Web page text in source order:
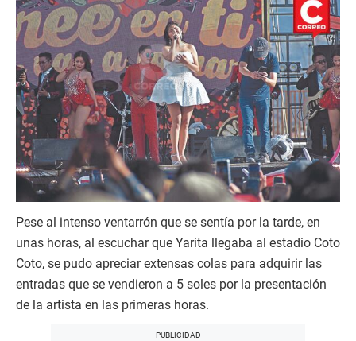
Pese al intenso ventarrón que se sentía por la tarde, en
unas horas, al escuchar que Yarita llegaba al estadio Coto
Coto, se pudo apreciar extensas colas para adquirir las
entradas que se vendieron a 5 soles por la presentación
de la artista en las primeras horas.